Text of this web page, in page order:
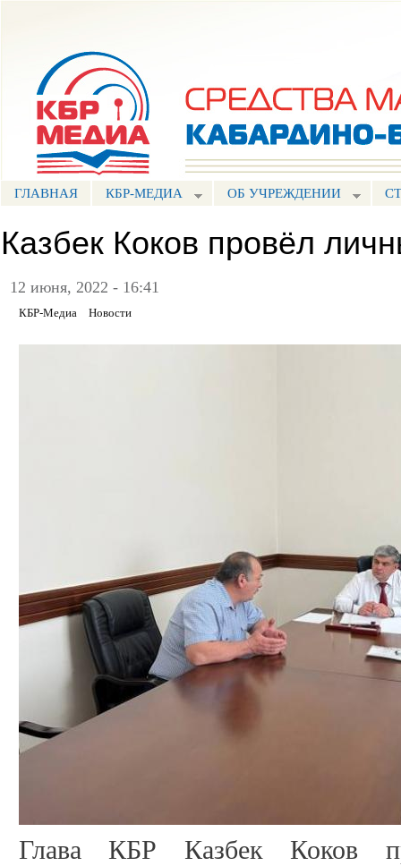
ГЛАВНАЯ КБР-МЕДИА ОБ УЧРЕЖДЕНИИ
Казбек Коков провёл
12 июня, 2022 - 16:41
КБР-Медиа Новости
Глава КБР Казбек Коков